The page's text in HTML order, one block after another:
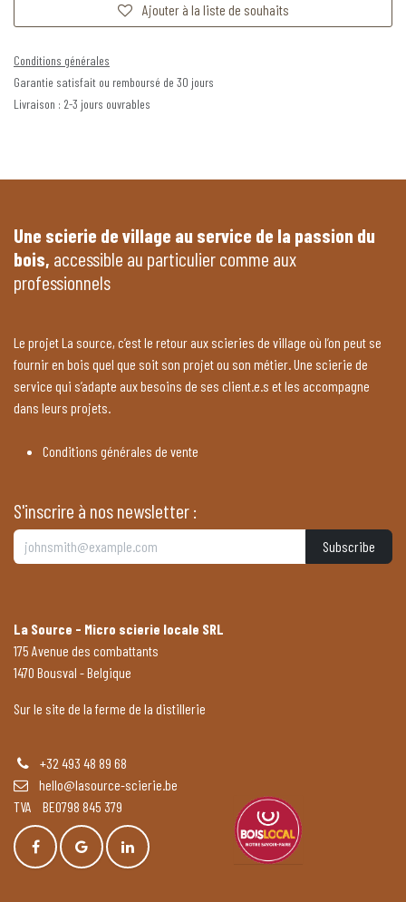
Ajouter à la liste de souhaits
Conditions générales
Garantie satisfait ou remboursé de 30 jours
Livraison : 2-3 jours ouvrables
Une scierie de village au service de la passion du
bois, accessible au particulier comme aux
professionnels
Le projet La source, c’est le retour aux scieries de village où l’on peut se
fournir en bois quel que soit son projet ou son métier. Une scierie de
service qui s’adapte aux besoins de ses client.e.s et les accompagne
dans leurs projets.
Conditions générales de vente
S'inscrire à nos newsletter :
Subscribe
La Source - Micro scierie locale SRL
175 Avenue des combattants
1470 Bousval - Belgique
Sur le site de la ferme de la distillerie
+32 493 48 89 68
hello@lasource-scierie.be
TVA BE0798 845 379